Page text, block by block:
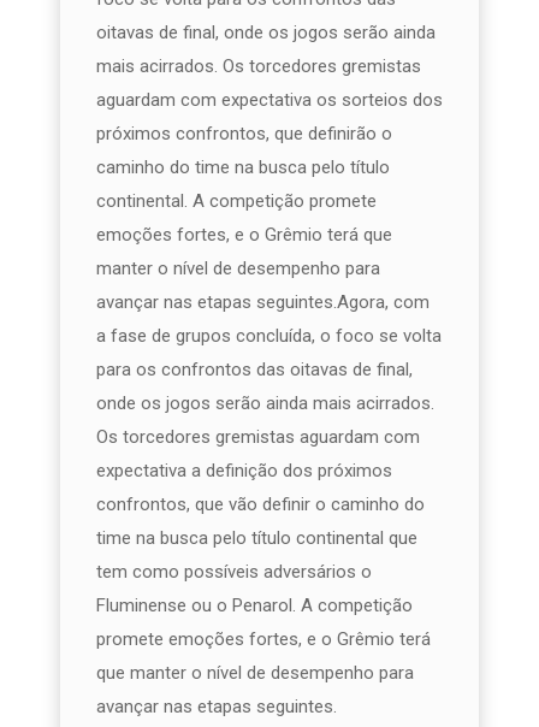
oitavas de final, onde os jogos serão ainda
mais acirrados. Os torcedores gremistas
aguardam com expectativa os sorteios dos
próximos confrontos, que definirão o
caminho do time na busca pelo título
continental. A competição promete
emoções fortes, e o Grêmio terá que
manter o nível de desempenho para
avançar nas etapas seguintes.Agora, com
a fase de grupos concluída, o foco se volta
para os confrontos das oitavas de final,
onde os jogos serão ainda mais acirrados.
Os torcedores gremistas aguardam com
expectativa a definição dos próximos
confrontos, que vão definir o caminho do
time na busca pelo título continental que
tem como possíveis adversários o
Fluminense ou o Penarol. A competição
promete emoções fortes, e o Grêmio terá
que manter o nível de desempenho para
avançar nas etapas seguintes.